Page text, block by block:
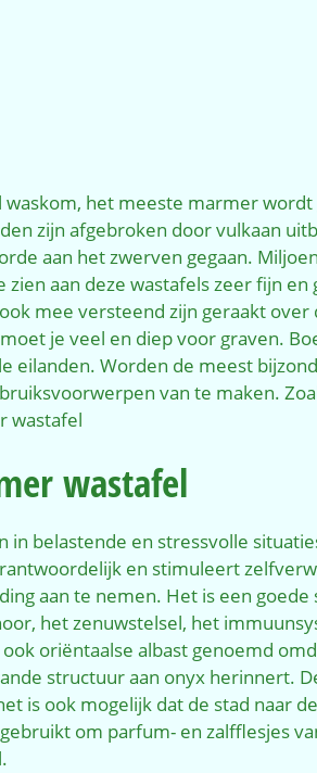
het meeste marmer
zijn afgebroken door vulkaan
aan het zwerven gegaan.
zien aan deze wastafels zeer fijn
mee versteend zijn geraakt
je veel en diep voor graven.
eilanden. Worden de meest
van te maken.
wastafel
wastafel
in belastende en stressvolle
en stimuleert
aan te nemen. Het is een
het zenuwstelsel, het
oriëntaalse albast genoemd
structuur aan onyx herinnert.
is ook mogelijk dat de stad naar
om parfum- en zalfflesjes